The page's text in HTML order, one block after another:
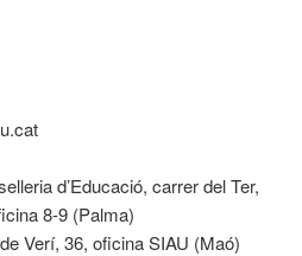
d’Educació, carrer del Ter,
8-9 (Palma)
Verí, 36, oficina SIAU (Maó)